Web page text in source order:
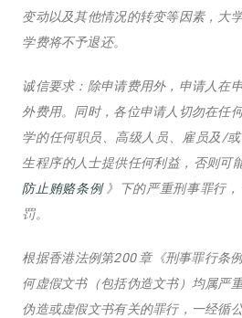
变动以及其他情况的转变等因素，大
学费将不予退还。
诚信要求：除申请费用外，申请人在
外费用。同时，各位申请人切勿在任
学的任何职员、高级人员、雇员及/
生程序的人士提供任何利益，否则可
防止贿赂条例》下的严重刑事罪行
罚。
根据香港法例第200 章《刑事罪行条
何虚假文书（包括伪造文书）均属严
伪造或虚假文书有关的罪行，一经循